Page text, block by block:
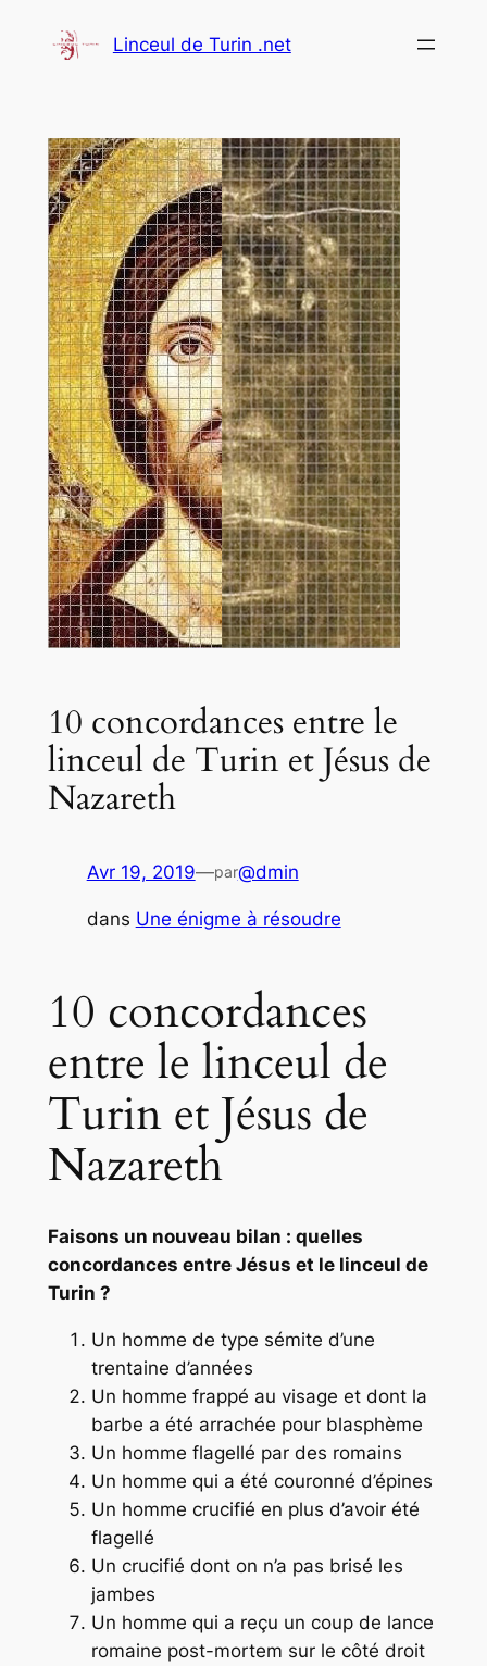
Linceul de Turin .net
10 concordances entre le
linceul de Turin et Jésus de
Nazareth
Avr 19, 2019—par@dmin
dans Une énigme à résoudre
10 concordances
entre le linceul de
Turin et Jésus de
Nazareth
Faisons un nouveau bilan : quelles
concordances entre Jésus et le linceul de
Turin ?
Un homme de type sémite d’une
trentaine d’années
Un homme frappé au visage et dont la
barbe a été arrachée pour blasphème
Un homme flagellé par des romains
Un homme qui a été couronné d’épines
Un homme crucifié en plus d’avoir été
flagellé
Un crucifié dont on n’a pas brisé les
jambes
Un homme qui a reçu un coup de lance
romaine post-mortem sur le côté droit